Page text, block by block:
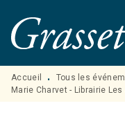
MENU
PIED DE PAGE
Accueil • Tous les
Marie Charvet - Librairie